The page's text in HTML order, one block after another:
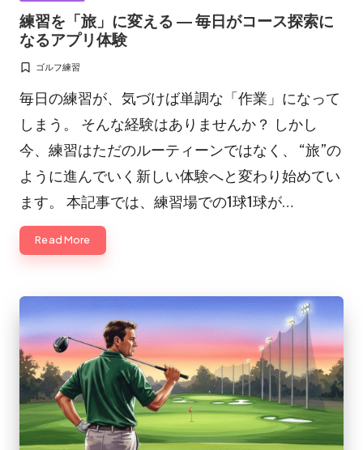
練習を「旅」に変える ― 毎日がコース探索に
なるアプリ体験
Posted
in
ゴルフ練習
毎日の練習が、気づけば単調な「作業」になって
しまう。 そんな経験はありませんか？ しかし
今、練習はただのルーティーンではなく、 “旅”の
ように進んでいく新しい体験へと変わり始めてい
ます。 本記事では、練習場での1球1球が…
Read More